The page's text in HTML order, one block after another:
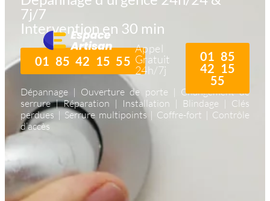
Appel
Gratuit
24h/7j
01 85
42 15
55
7j/7
Intervention en 30 min
01 85 42 15 55
Dépannage | Ouverture de porte | Changement de
serrure | Réparation | Installation | Blindage | Clés
perdues | Serrure multipoints | Coffre-fort | Contrôle
d’accès